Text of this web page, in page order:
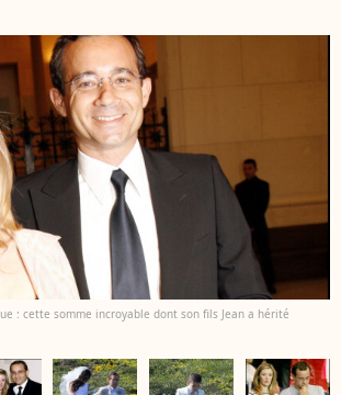
: cette somme incroyable dont son fils Jean a hérité